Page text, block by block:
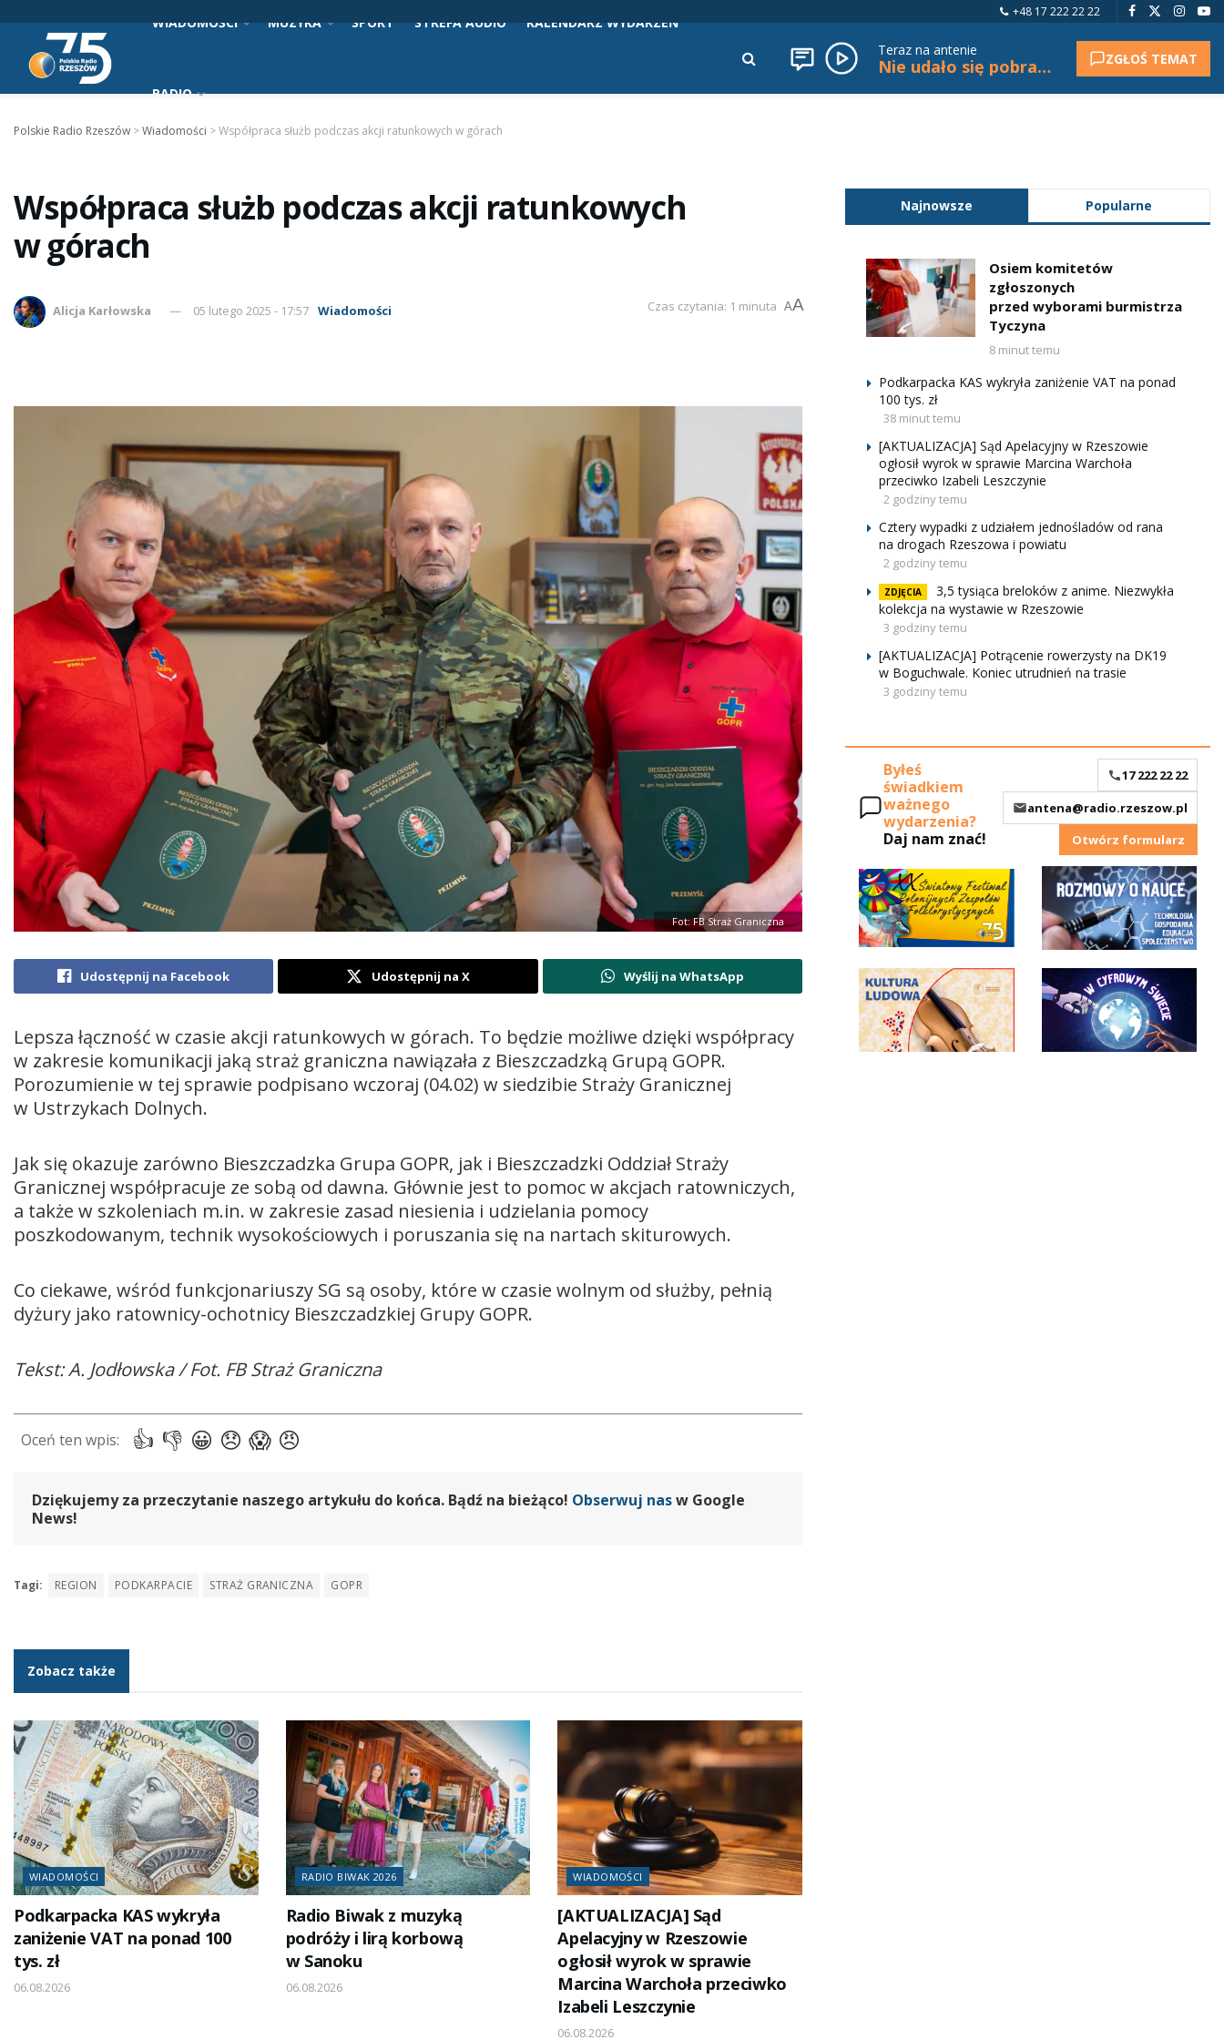
+48 17 222 22 22
WIADOMOŚCI MUZYKA SPORT STREFA AUDIO KALENDARZ WYDARZEŃ
RADIO
Teraz na antenie
Nie udało się pobrać tytułu. ZGŁOŚ TEMAT
Polskie Radio Rzeszów >Wiadomości >Współpraca służb podczas akcji ratunkowych w górach
Współpraca służb podczas akcji ratunkowych
w górach
Alicja Karłowska 05 lutego 2025 - 17:57 Wiadomości Czas czytania: 1 minuta AA
Fot: FB Straż Graniczna
Udostępnij na Facebook Udostępnij na X Wyślij na WhatsApp
Lepsza łączność w czasie akcji ratunkowych w górach. To będzie możliwe dzięki współpracy
w zakresie komunikacji jaką straż graniczna nawiązała z Bieszczadzką Grupą GOPR.
Porozumienie w tej sprawie podpisano wczoraj (04.02) w siedzibie Straży Granicznej
w Ustrzykach Dolnych.
Jak się okazuje zarówno Bieszczadzka Grupa GOPR, jak i Bieszczadzki Oddział Straży
Granicznej współpracuje ze sobą od dawna. Głównie jest to pomoc w akcjach ratowniczych,
a także w szkoleniach m.in. w zakresie zasad niesienia i udzielania pomocy
poszkodowanym, technik wysokościowych i poruszania się na nartach skiturowych.
Co ciekawe, wśród funkcjonariuszy SG są osoby, które w czasie wolnym od służby, pełnią
dyżury jako ratownicy-ochotnicy Bieszczadzkiej Grupy GOPR.
Tekst: A. Jodłowska / Fot. FB Straż Graniczna
Dziękujemy za przeczytanie naszego artykułu do końca. Bądź na bieżąco! Obserwuj nasw Google
News!
Tagi: REGION PODKARPACIE STRAŻ GRANICZNA GOPR
Zobacz także
WIADOMOŚCI
Podkarpacka KAS wykryła
zaniżenie VAT na ponad 100
tys. zł
06.08.2026
RADIO BIWAK 2026
Radio Biwak z muzyką
podróży i lirą korbową
w Sanoku
06.08.2026
WIADOMOŚCI
[AKTUALIZACJA] Sąd
Apelacyjny w Rzeszowie
ogłosił wyrok w sprawie
Marcina Warchoła przeciwko
Izabeli Leszczynie
06.08.2026
Najnowsze Popularne
Osiem komitetów
zgłoszonych
przed wyborami burmistrza
Tyczyna
8 minut temu
Podkarpacka KAS wykryła zaniżenie VAT na ponad
100 tys. zł
38 minut temu
[AKTUALIZACJA] Sąd Apelacyjny w Rzeszowie
ogłosił wyrok w sprawie Marcina Warchoła
przeciwko Izabeli Leszczynie
2 godziny temu
Cztery wypadki z udziałem jednośladów od rana
na drogach Rzeszowa i powiatu
2 godziny temu
ZDJĘCIA
3,5 tysiąca breloków z anime. Niezwykła
kolekcja na wystawie w Rzeszowie
3 godziny temu
[AKTUALIZACJA] Potrącenie rowerzysty na DK19
w Boguchwale. Koniec utrudnień na trasie
3 godziny temu
Byłeś
świadkiem
ważnego
wydarzenia?
Daj nam znać!
17 222 22 22
antena@radio.rzeszow.pl
Otwórz formularz